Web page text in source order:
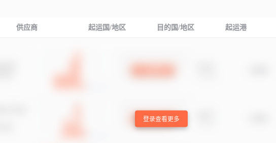
供应商 起运国/地区 目的国/地区 起运港
登录查看更多